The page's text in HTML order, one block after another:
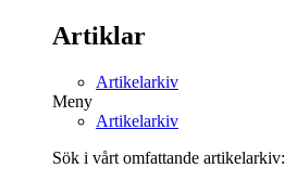
Artiklar
Artikelarkiv
Meny
Artikelarkiv
Sök i vårt omfattande artikelarkiv: